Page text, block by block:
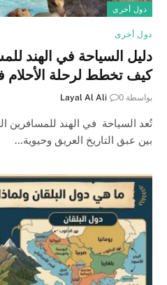
دول أخرى
دول أخرى
كيف تخطط لرحلة الأحلام
بواسطة Layal Al Ali 0
تُعد السياحة في الهند للمسافرين
بين عبق التاريخ العريق وحيوية…